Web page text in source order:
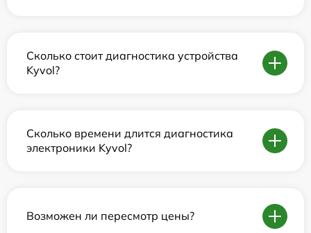
Сколько стоит диагностика устройства
Kyvol?
Сколько времени длится диагностика
электроники Kyvol?
Возможен ли пересмотр цены?